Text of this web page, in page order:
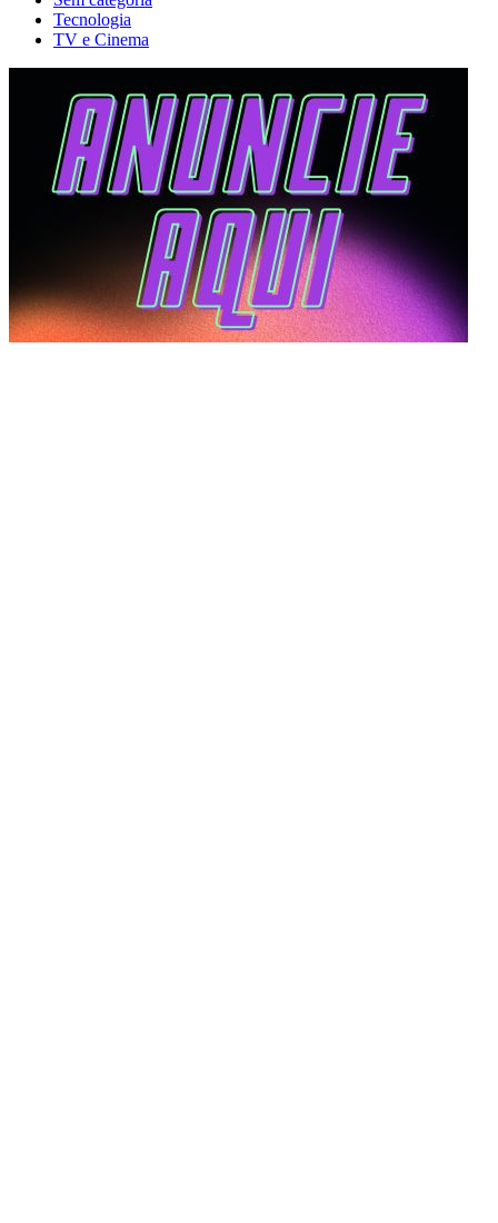
Tecnologia
TV e Cinema